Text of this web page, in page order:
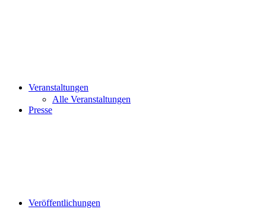
Veranstaltungen
Alle Veranstaltungen
Presse
Veröffentlichungen